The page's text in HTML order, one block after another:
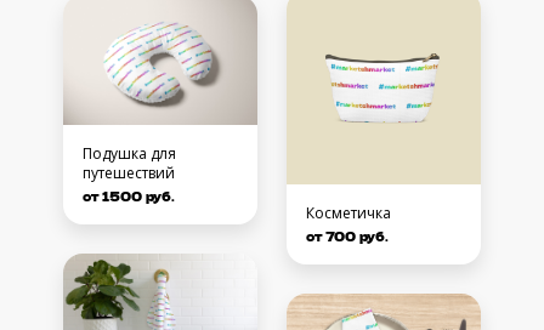
Подушка для
путешествий
от 1500 руб.
Косметичка
от 700 руб.